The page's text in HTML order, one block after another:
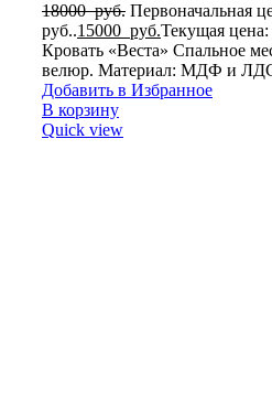
18000руб. Первоначальная
руб..15000 руб.Текущая
Кровать «Веста» Спальное
велюр. Материал: МДФ и
Добавить в Избранное
В корзину
Quick view